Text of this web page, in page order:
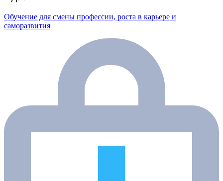
Обучение для смены профессии, роста в карьере и
саморазвития